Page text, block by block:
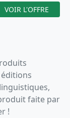
VOIR L'OFFRE
faite par
!